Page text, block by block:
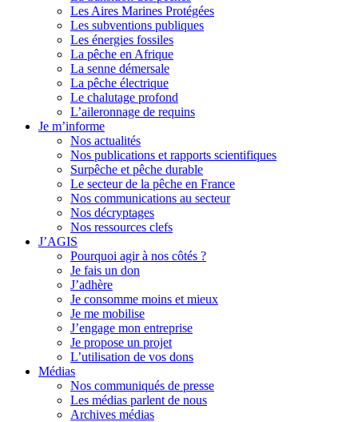
Les Aires Marines Protégées
Les subventions publiques
Les énergies fossiles
La pêche en Afrique
La senne démersale
La pêche électrique
Le chalutage profond
L’aileronnage de requins
Je m’informe
Nos actualités
Nos publications et rapports scientifiques
Surpêche et pêche durable
Le secteur de la pêche en France
Nos communications au secteur
Nos décryptages
Nos ressources clefs
J’AGIS
Pourquoi agir à nos côtés ?
Je fais un don
J’adhère
Je consomme moins et mieux
Je me mobilise
J’engage mon entreprise
Je propose un projet
L’utilisation de vos dons
Médias
Nos communiqués de presse
Les médias parlent de nous
Archives médias